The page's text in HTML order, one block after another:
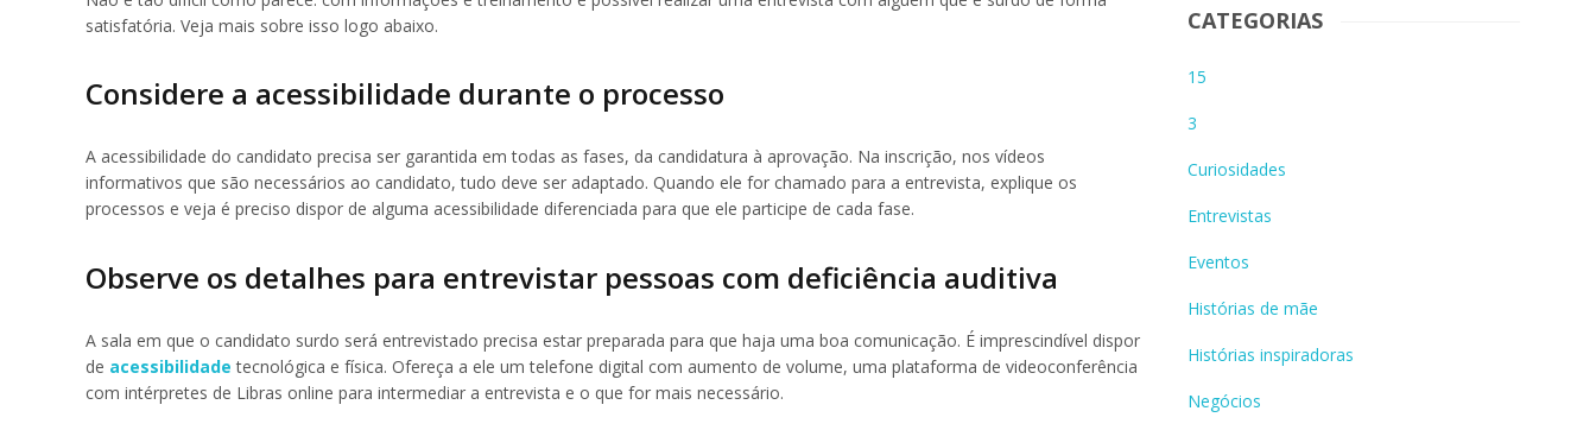
satisfatória. Veja mais sobre isso logo abaixo.
Considere a acessibilidade durante o processo
A acessibilidade do candidato precisa ser garantida em todas as fases, da candidatura à aprovação. Na inscrição, nos vídeos
informativos que são necessários ao candidato, tudo deve ser adaptado. Quando ele for chamado para a entrevista, explique os
processos e veja é preciso dispor de alguma acessibilidade diferenciada para que ele participe de cada fase.
Observe os detalhes para entrevistar pessoas com deficiência auditiva
A sala em que o candidato surdo será entrevistado precisa estar preparada para que haja uma boa comunicação. É imprescindível dispor
de acessibilidade tecnológica e física. Ofereça a ele um telefone digital com aumento de volume, uma plataforma de videoconferência
com intérpretes de Libras online para intermediar a entrevista e o que for mais necessário.
CATEGORIAS
15
3
Curiosidades
Entrevistas
Eventos
Histórias de mãe
Histórias inspiradoras
Negócios